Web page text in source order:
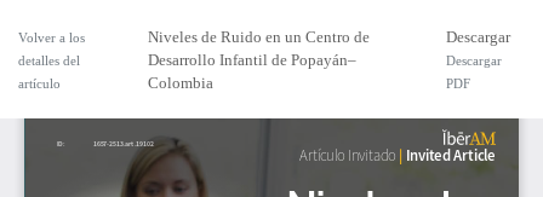
Volver a los
detalles del
artículo
Niveles de Ruido en un Centro de
Desarrollo Infantil de Popayán–
Colombia
Descargar
Descargar
PDF